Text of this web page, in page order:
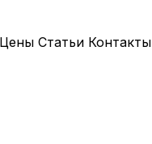
Цены Статьи Контакты